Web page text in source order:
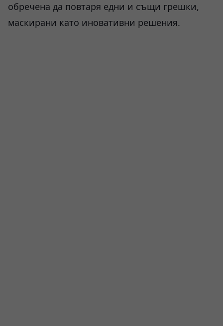
обречена да повтаря едни и същи грешки,
маскирани като иновативни решения.